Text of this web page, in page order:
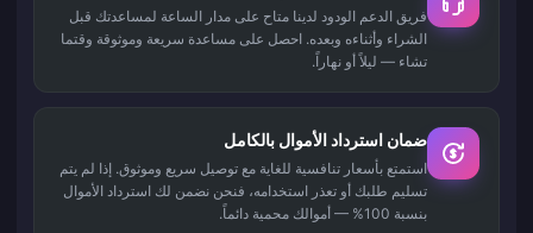
فريق الدعم الودود لدينا متاح على مدار الساعة لمساعدتك قبل
الشراء وأثناءه وبعده. احصل على مساعدة سريعة وموثوقة وقتما
تشاء — ليلاً أو نهاراً.
ضمان استرداد الأموال بالكامل
استمتع بأسعار تنافسية للغاية مع توصيل سريع وموثوق. إذا لم يتم
تسليم طلبك أو تعذر استخدامه، فنحن نضمن لك استرداد الأموال
بنسبة 100% — أموالك محمية دائماً.